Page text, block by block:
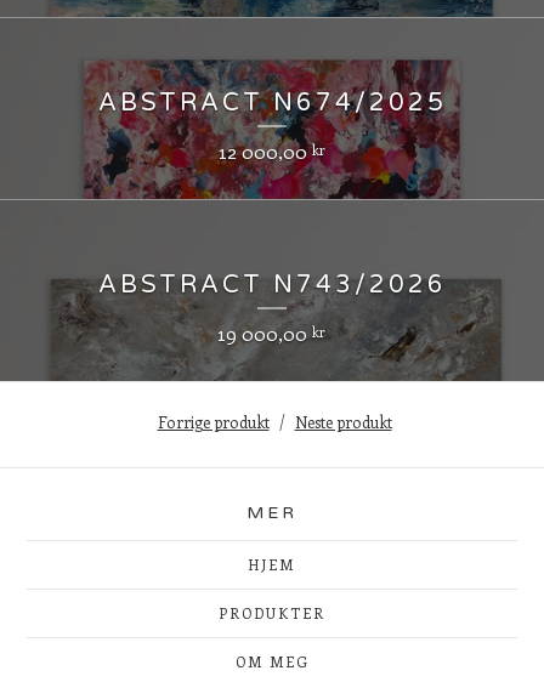
ABSTRACT N674/2025
12 000,00kr
ABSTRACT N743/2026
19 000,00 kr
Forrige produkt Neste produkt
MER
HJEM
PRODUKTER
OM MEG